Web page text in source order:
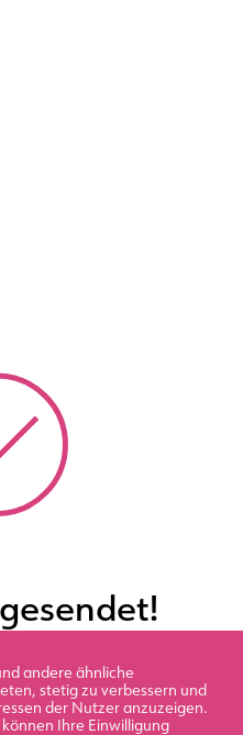
Wir haben Ihre
uns in Kürze bei
andere ähnliche
stetig zu verbessern und
der Nutzer anzuzeigen.
Ihre Einwilligung